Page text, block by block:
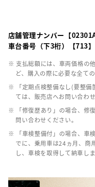
店舗管理ナンバー【
車台番号（下3桁）【713】
※ 支払総額には、車両価格の
ど、購入の際に必要な全て
※ 「定期点検整備なし(要整備
ては、販売店へお問い合わせ
※ 「修復歴あり」の場合、修
問い合わせください。
※ 「車検整備付」の場合、車
でに、乗用車は24ヵ月、商
し、車検を取得して納車し